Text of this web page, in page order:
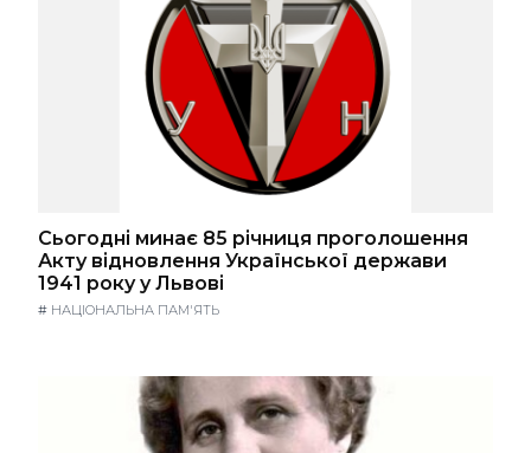
Сьогодні минає 85 річниця проголошення
Акту відновлення Української держави
1941 року у Львові
# НАЦІОНАЛЬНА ПАМ'ЯТЬ